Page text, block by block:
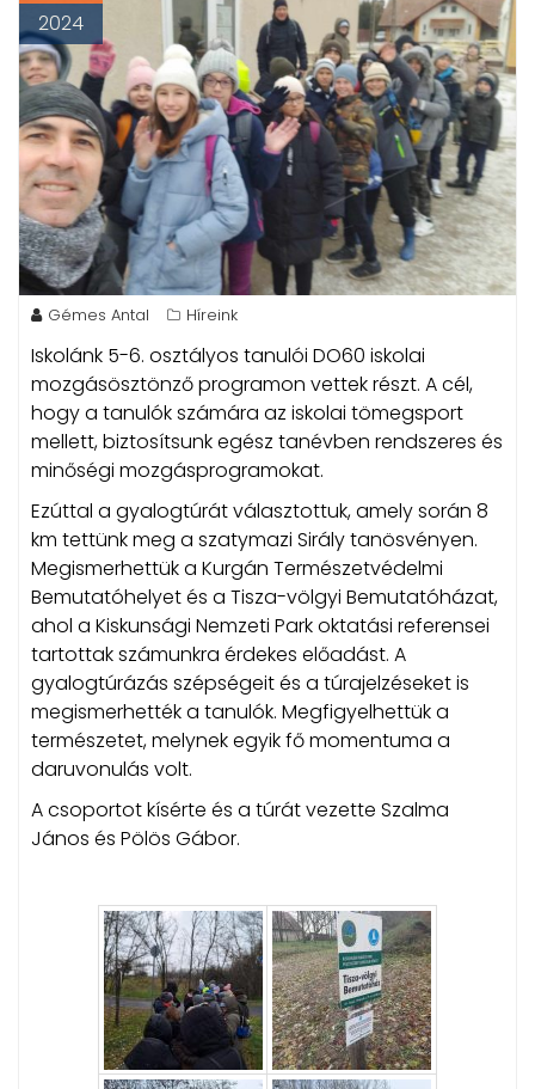
2024
Gémes Antal Híreink
Iskolánk 5-6. osztályos tanulói DO60 iskolai
mozgásösztönző programon vettek részt. A cél,
hogy a tanulók számára az iskolai tömegsport
mellett, biztosítsunk egész tanévben rendszeres és
minőségi mozgásprogramokat.
Ezúttal a gyalogtúrát választottuk, amely során 8
km tettünk meg a szatymazi Sirály tanösvényen.
Megismerhettük a Kurgán Természetvédelmi
Bemutatóhelyet és a Tisza-völgyi Bemutatóházat,
ahol a Kiskunsági Nemzeti Park oktatási referensei
tartottak számunkra érdekes előadást. A
gyalogtúrázás szépségeit és a túrajelzéseket is
megismerhették a tanulók. Megfigyelhettük a
természetet, melynek egyik fő momentuma a
daruvonulás volt.
A csoportot kísérte és a túrát vezette Szalma
János és Pölös Gábor.